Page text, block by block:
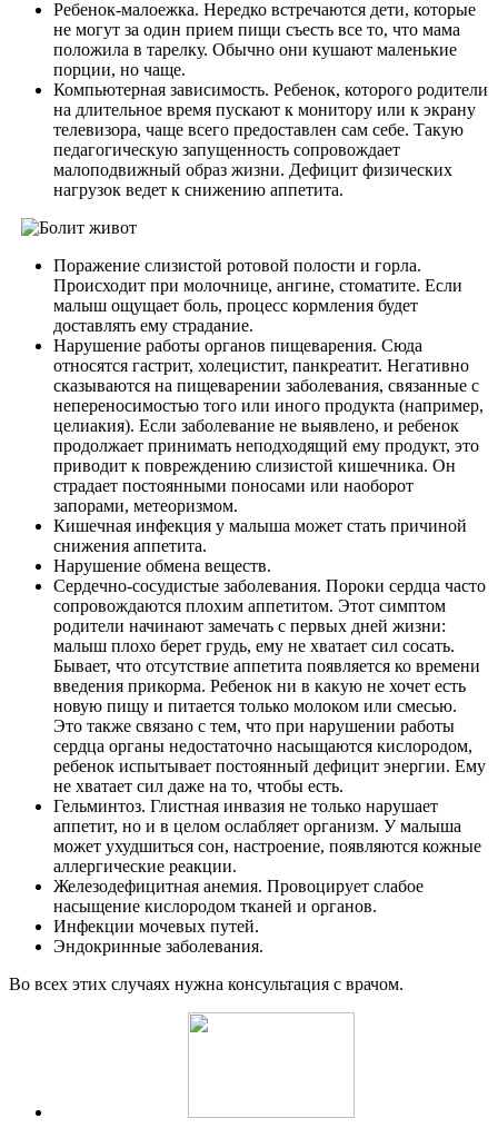
Ребенок-малоежка. Нередко встречаются дети, которые
не могут за один прием пищи съесть все то, что мама
положила в тарелку. Обычно они кушают маленькие
порции, но чаще.
Компьютерная зависимость. Ребенок, которого родители
на длительное время пускают к монитору или к экрану
телевизора, чаще всего предоставлен сам себе. Такую
педагогическую запущенность сопровождает
малоподвижный образ жизни. Дефицит физических
нагрузок ведет к снижению аппетита.
Поражение слизистой ротовой полости и горла.
Происходит при молочнице, ангине, стоматите. Если
малыш ощущает боль, процесс кормления будет
доставлять ему страдание.
Нарушение работы органов пищеварения. Сюда
относятся гастрит, холецистит, панкреатит. Негативно
сказываются на пищеварении заболевания, связанные с
непереносимостью того или иного продукта (например,
целиакия). Если заболевание не выявлено, и ребенок
продолжает принимать неподходящий ему продукт, это
приводит к повреждению слизистой кишечника. Он
страдает постоянными поносами или наоборот
запорами, метеоризмом.
Кишечная инфекция у малыша может стать причиной
снижения аппетита.
Нарушение обмена веществ.
Сердечно-сосудистые заболевания. Пороки сердца часто
сопровождаются плохим аппетитом. Этот симптом
родители начинают замечать с первых дней жизни:
малыш плохо берет грудь, ему не хватает сил сосать.
Бывает, что отсутствие аппетита появляется ко времени
введения прикорма. Ребенок ни в какую не хочет есть
новую пищу и питается только молоком или смесью.
Это также связано с тем, что при нарушении работы
сердца органы недостаточно насыщаются кислородом,
ребенок испытывает постоянный дефицит энергии. Ему
не хватает сил даже на то, чтобы есть.
Гельминтоз. Глистная инвазия не только нарушает
аппетит, но и в целом ослабляет организм. У малыша
может ухудшиться сон, настроение, появляются кожные
аллергические реакции.
Железодефицитная анемия. Провоцирует слабое
насыщение кислородом тканей и органов.
Инфекции мочевых путей.
Эндокринные заболевания.
Во всех этих случаях нужна консультация с врачом.